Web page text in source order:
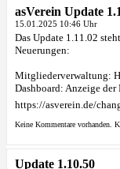
asVerein Update
15.01.2025 10:46 Uhr
Das Update 1.11.02
Neuerungen:
Mitgliederverwaltung:
Dashboard: Anzeige
https://asverein.de/
Keine Kommentare vorhanden.
Update 1.10.50